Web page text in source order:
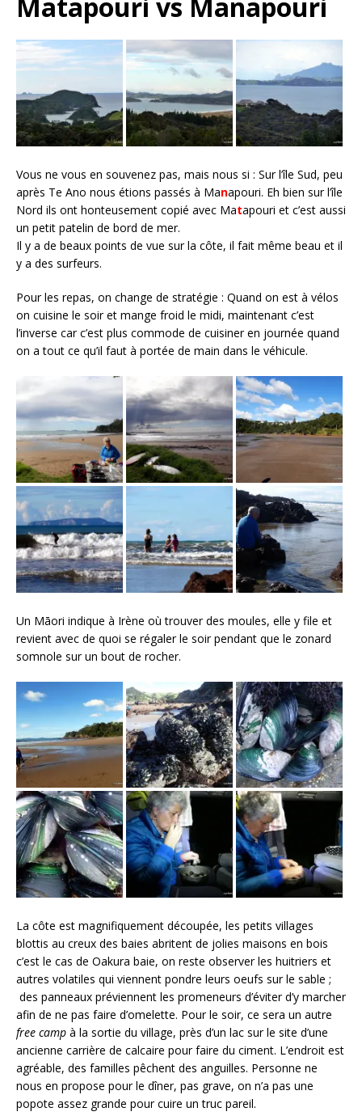
Vous ne vous en souvenez pas, mais nous si : Sur l’île Sud, peu
après Te Ano nous étions passés à Manapouri. Eh bien sur l’île
Nord ils ont honteusement copié avec Matapouri et c’est aussi
un petit patelin de bord de mer.
Il y a de beaux points de vue sur la côte, il fait même beau et il
y a des surfeurs.
Pour les repas, on change de stratégie : Quand on est à vélos
on cuisine le soir et mange froid le midi, maintenant c’est
l’inverse car c’est plus commode de cuisiner en journée quand
on a tout ce qu’il faut à portée de main dans le véhicule.
Un Māori indique à Irène où trouver des moules, elle y file et
revient avec de quoi se régaler le soir pendant que le zonard
somnole sur un bout de rocher.
La côte est magnifiquement découpée, les petits villages
blottis au creux des baies abritent de jolies maisons en bois
c’est le cas de Oakura baie, on reste observer les huitriers et
autres volatiles qui viennent pondre leurs oeufs sur le sable ;
des panneaux préviennent les promeneurs d’éviter d’y marcher
afin de ne pas faire d’omelette. Pour le soir, ce sera un autre
free camp à la sortie du village, près d’un lac sur le site d’une
ancienne carrière de calcaire pour faire du ciment. L’endroit est
agréable, des familles pêchent des anguilles. Personne ne
nous en propose pour le dîner, pas grave, on n’a pas une
popote assez grande pour cuire un truc pareil.